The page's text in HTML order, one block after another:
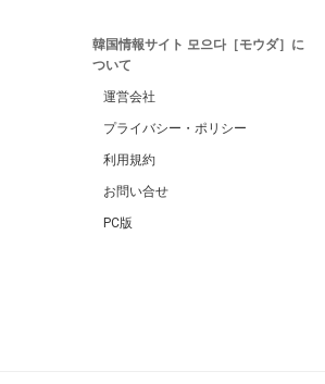
韓国情報サイト 모으다［モウダ］に
ついて
運営会社
プライバシー・ポリシー
利用規約
お問い合せ
PC版